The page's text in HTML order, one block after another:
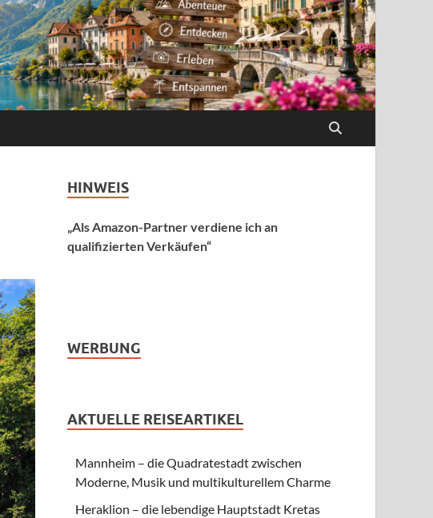
HINWEIS
„Als Amazon-Partner verdiene ich an
qualifizierten Verkäufen“
WERBUNG
AKTUELLE REISEARTIKEL
Mannheim – die Quadratestadt zwischen
Moderne, Musik und multikulturellem Charme
Heraklion – die lebendige Hauptstadt Kretas